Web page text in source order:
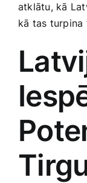
Sports,
TV un
Zoo preces
atklātu, kā
‌kā tas turpina